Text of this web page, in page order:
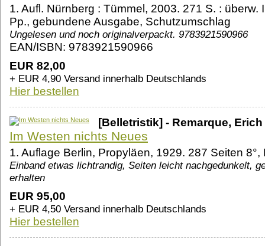
1. Aufl. Nürnberg : Tümmel, 2003. 271 S. : überw.
Pp., gebundene Ausgabe, Schutzumschlag
Ungelesen und noch originalverpackt. 9783921590966
EAN/ISBN: 9783921590966
EUR 82,00
+ EUR 4,90 Versand innerhalb Deutschlands
Hier bestellen
[Belletristik] - Remarque, Erich
Im Westen nichts Neues
1. Auflage Berlin, Propyläen, 1929. 287 Seiten 8°,
Einband etwas lichtrandig, Seiten leicht nachgedunkelt,
erhalten
EUR 95,00
+ EUR 4,50 Versand innerhalb Deutschlands
Hier bestellen